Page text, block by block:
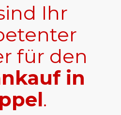
Ihr
für den
in
.